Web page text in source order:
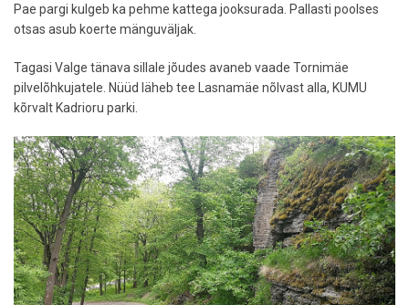
Pae pargi kulgeb ka pehme kattega jooksurada. Pallasti poolses
otsas asub koerte mänguväljak.
Tagasi Valge tänava sillale jõudes avaneb vaade Tornimäe
pilvelõhkujatele. Nüüd läheb tee Lasnamäe nõlvast alla, KUMU
kõrvalt Kadrioru parki.